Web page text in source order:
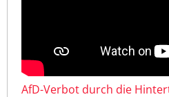
AfD-Verbot durch die